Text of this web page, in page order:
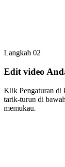
Langkah 02
Edit video
Klik Pengaturan di
tarik-turun di
memukau.